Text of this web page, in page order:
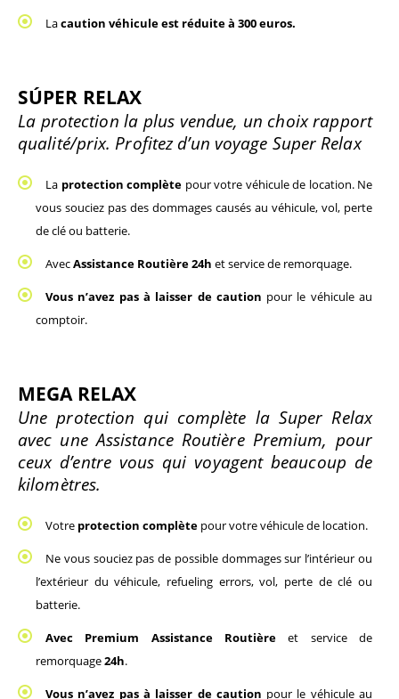
La caution véhicule est réduite à 300 euros.
SÚPER RELAX
La protection la plus vendue, un choix rapport
qualité/prix. Profitez d’un voyage Super Relax
La protection complète pour votre véhicule de location. Ne
vous souciez pas des dommages causés au véhicule, vol, perte
de clé ou batterie.
Avec Assistance Routière 24h et service de remorquage.
Vous n’avez pas à laisser de caution pour le véhicule au
comptoir.
MEGA RELAX
Une protection qui complète la Super Relax
avec une Assistance Routière Premium, pour
ceux d’entre vous qui voyagent beaucoup de
kilomètres.
Votre protection complète pour votre véhicule de location.
Ne vous souciez pas de possible dommages sur l’intérieur ou
l’extérieur du véhicule, refueling errors, vol, perte de clé ou
batterie.
Avec Premium Assistance Routière et service de
remorquage 24h.
Vous n’avez pas à laisser de caution pour le véhicule au